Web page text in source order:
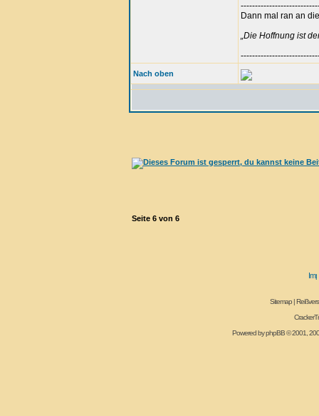
Dann mal ran an
„Die Hoffnung ist
Nach oben
Seite 6 von 6
Sitemap|
Powered byphpBB© 2001,